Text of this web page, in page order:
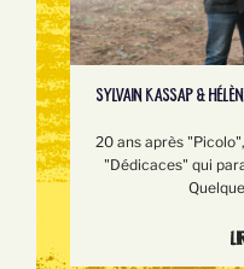
SYLVAIN KASSAP &
20 ans après
"Dédicaces" qui